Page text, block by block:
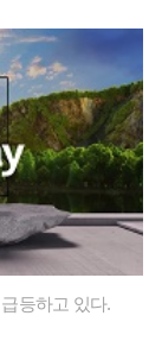
등하고 있다.